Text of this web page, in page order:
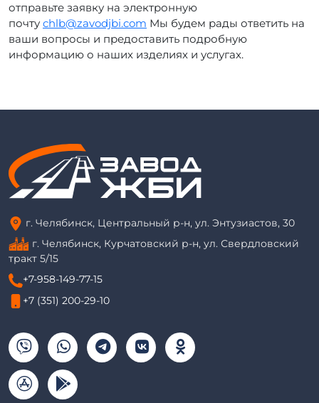
отправьте заявку на электронную
почту chlb@zavodjbi.com Мы будем рады ответить на
ваши вопросы и предоставить подробную
информацию о наших изделиях и услугах.
г. Челябинск, Центральный р-н, ул. Энтузиастов, 30
г. Челябинск, Курчатовский р-н, ул. Свердловский
тракт 5/15
+7-958-149-77-15
+7 (351) 200-29-10